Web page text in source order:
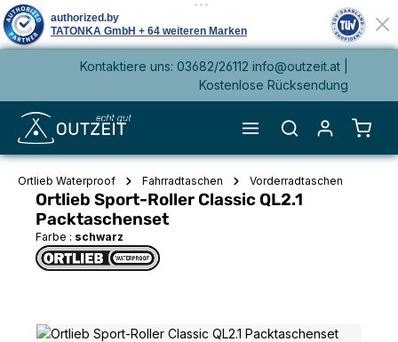
springenKontaktiere uns: 03682/26112 info@outzeit.at |
Kostenlose Rücksendung
Ortlieb Waterproof Fahrradtaschen Vorderradtaschen
Ortlieb Sport-Roller Classic QL2.1
Packtaschenset
Farbe : schwarz
Bildergalerie überspringen